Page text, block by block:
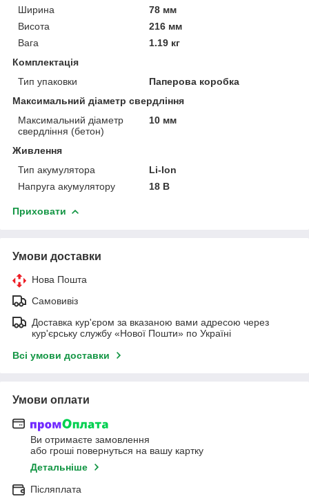
Ширина
78 мм
Висота
216 мм
Вага
1.19 кг
Комплектація
Тип упаковки
Паперова коробка
Максимальний діаметр свердління
Максимальний діаметр
свердління (бетон)
10 мм
Живлення
Тип акумулятора
Li-Ion
Напруга акумулятору
18 В
Приховати
Умови доставки
Нова Пошта
Самовивіз
Доставка кур'єром за вказаною вами адресою через
кур'єрську службу «Нової Пошти» по Україні
Всі умови доставки
Умови оплати
Ви отримаєте замовлення
або гроші повернуться на вашу картку
Детальніше
Післяплата